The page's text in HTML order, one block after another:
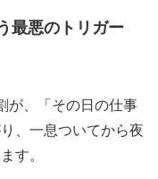
最悪のトリガー
が、「その日の仕事
、一息ついてから夜
す。